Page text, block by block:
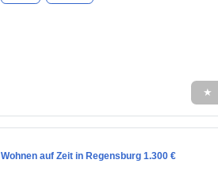
★
Wohnen auf Zeit in Regensburg 1.300 €